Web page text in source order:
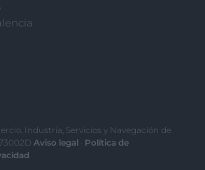
Industria, Servicios y Navegación de
Aviso legal · Política de